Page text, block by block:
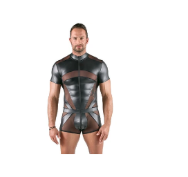
Klasse Teil
langmaackam 18.01.2022
Sitzt perfekt, für mich angenehm zu
Reißverschluss lässt alles zu, kann
beanstanden. Wir sind begeistert.
ORION Kundenservice